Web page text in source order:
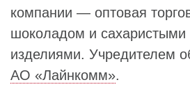
компании — оптовая
шоколадом и сахаристыми
изделиями. Учредителем
АО «Лайнкомм».